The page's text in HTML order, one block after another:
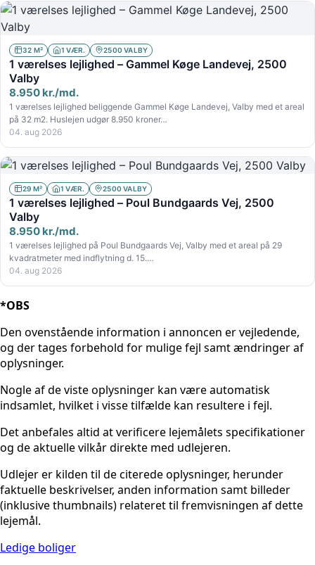
32 M² 1 VÆR. 2500 VALBY
1 værelses lejlighed – Gammel Køge Landevej, 2500
Valby
8.950 kr./md.
1 værelses lejlighed beliggende Gammel Køge Landevej, Valby med et areal
på 32 m2. Huslejen udgør 8.950 kroner…
04. aug 2026
29 M² 1 VÆR. 2500 VALBY
1 værelses lejlighed – Poul Bundgaards Vej, 2500
Valby
8.950 kr./md.
1 værelses lejlighed på Poul Bundgaards Vej, Valby med et areal på 29
kvadratmeter med indflytning d. 15.…
04. aug 2026
*OBS
Den ovenstående information i annoncen er vejledende,
og der tages forbehold for mulige fejl samt ændringer af
oplysninger.
Nogle af de viste oplysninger kan være automatisk
indsamlet, hvilket i visse tilfælde kan resultere i fejl.
Det anbefales altid at verificere lejemålets specifikationer
og de aktuelle vilkår direkte med udlejeren.
Udlejer er kilden til de citerede oplysninger, herunder
faktuelle beskrivelser, anden information samt billeder
(inklusive thumbnails) relateret til fremvisningen af dette
lejemål.
Ledige boliger